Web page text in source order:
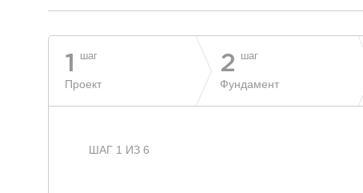
1 шаг
Проект
2 шаг
Фундамент
ШАГ 1 ИЗ 6